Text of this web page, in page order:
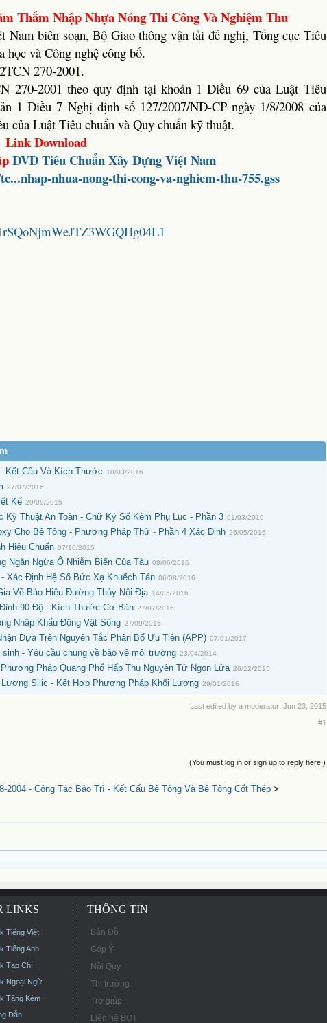
Thấm Nhập Nhựa Nóng Thi Công Và Nghiệm Thu
biên soạn, Bộ Giao thông vận tải đề nghị, Tổng cục Tiêu
và Công nghệ công bố.
270-2001.
270-2001 theo quy định tại khoản 1 Điều 69 của Luật Tiêu
1 Điều 7 Nghị định số 127/2007/NĐ-CP ngày 1/8/2008 của
của Luật Tiêu chuẩn và Quy chuẩn kỹ thuật.
Link Download
DVDTiêu Chuẩn Xây Dựng Việt Nam
nhua-nong-thi-cong-va-nghiem-thu-755.gss
Kết Cấu Và Kích Thước 10/03/2016
27/07/2016
Kế 29/09/2015
Kỹ Thuật An Toàn - Chữ Ký Số Kèm Phụ Lục - Phần 3 01/03/2019
Cho Bê Tông - Phương Pháp Thử - Phần 4 Xác Định 26/05/2016
Hiệu Chuẩn 07/10/2015
Ngăn Ngừa Ô Nhiễm Biển Của Tàu 08/06/2016
Xác Định Hệ Số Bức Xạ Khuếch Tán 06/08/2016
Về Báo Hiệu Đường Thủy Nội Địa 14/06/2016
90 Độ - Kích Thước Cơ Bản 27/07/2016
Nhập Khẩu Động Vật Sống 27/09/2015
Dựa Trên Nguyên Tắc Phân Bổ Ưu Tiên (APP) 07/01/2017
- Yêu cầu chung về bảo vệ môi trường 23/04/2014
Pháp Quang Phổ Hấp Thụ Nguyên Tử Ngọn Lửa 26/12/2015
Lượng Silic - Kết Hợp Phương Pháp Khối Lượng 29/01/2016
Last edited by a moderator: Jun 23, 2015
#1
(You must log in or sign up to reply here.)
2004 - Công Tác Bảo Trì - Kết Cấu Bê Tông Và Bê Tông Cốt Thép>
LINKS
Tiếng Việt
Tiếng Anh
Tạp Chí
Ngoại Ngữ
Tặng Kèm
Dẫn
THÔNG TIN
Bản Đồ
Góp Ý
Nội Quy
Thị trường
Trợ giúp
Liên hệ BQT